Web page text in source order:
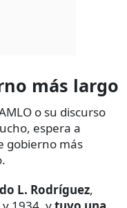
más largo
o su discurso
espera a
gobierno más
L. Rodríguez,